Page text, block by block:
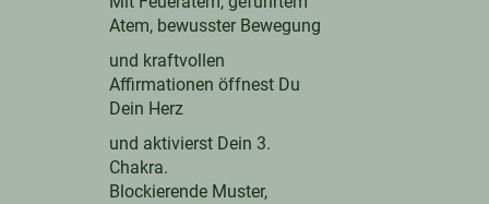
Atem, bewusster Bewegung
und kraftvollen
Affirmationen öffnest Du
Dein Herz
und aktivierst Dein 3.
Chakra.
Blockierende Muster,